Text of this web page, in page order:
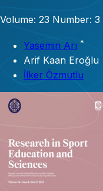
Volume: 23 Number: 3
Yasemin Arı *
Arif Kaan Eroğlu
İlker Özmutlu